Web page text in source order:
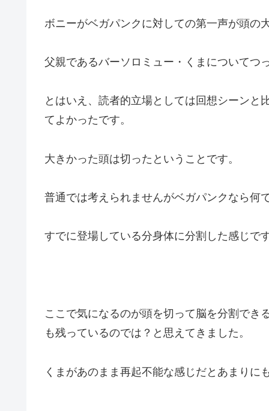
ボニーがベガパンクに対しての第一声が頭の
父親であるバーソロミュー・くまについてつ
とはいえ、読者的立場としては回想シーンと
てよかったです。
大きかった頭は切ったということです。
普通では考えられませんがベガパンクなら何
すでに登場している分身体に分割した感じで
ここで気になるのが頭を切って脳を分割でき
も残っているのでは？と思えてきました。
くまがあのまま再起不能な感じだとあまりに